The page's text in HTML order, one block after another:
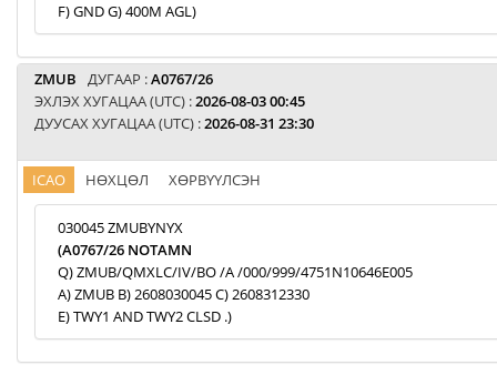
F) GND G) 400M AGL)
ZMUB ДУГААР :A0767/26
ЭХЛЭХ ХУГАЦАА (UTC) :2026-08-03 00:45
ДУУСАХ ХУГАЦАА (UTC) :2026-08-31 23:30
ICAO НӨХЦӨЛ ХӨРВҮҮЛСЭН
030045 ZMUBYNYX
(A0767/26 NOTAMN
Q) ZMUB/QMXLC/IV/BO /A /000/999/4751N10646E005
A) ZMUB B) 2608030045 C) 2608312330
E) TWY1 AND TWY2 CLSD .)